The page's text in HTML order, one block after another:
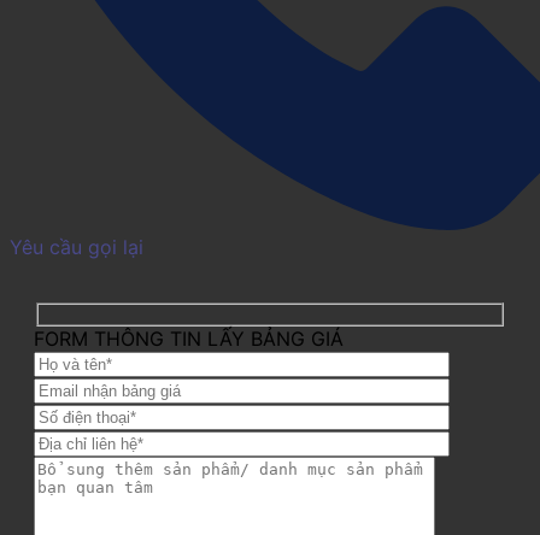
Yêu cầu gọi lại
FORM THÔNG TIN LẤY BẢNG GIÁ